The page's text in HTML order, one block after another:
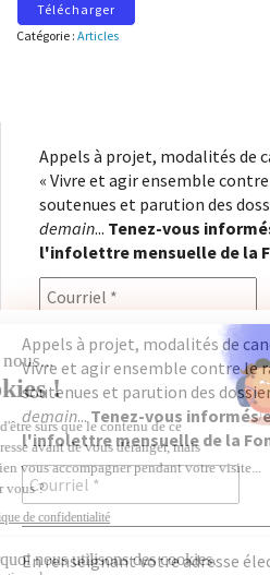
Télécharger
Catégorie : Articles
Appels à projet, modalités de
« Vivre et agir ensemble
soutenues et parution des
demain... Tenez-vous
l'infolettre mensuelle de la
En renseignant votre adresse
consentez à recevoir
Seligmann, conformément à
confidentialité. Il vous sera
désabonner à tout moment.
Appels à projet, modalités de
Vivre et agir ensemble contre le
soutenues et parution des
demain...Tenez-vous informés
l'infolettre mensuelle de la
En renseignant votre adresse